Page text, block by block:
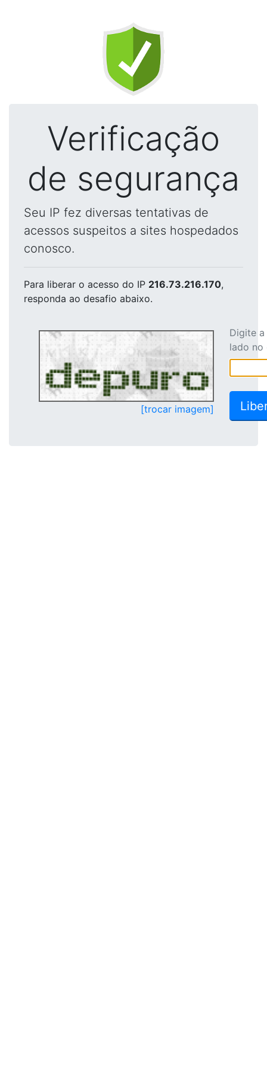
Verificação
de segurança
Seu IP fez diversas tentativas de
acessos suspeitos a sites hospedados
conosco.
Para liberar o acesso do IP 216.73.216.170,
responda ao desafio abaixo.
[trocar imagem]
Digite
lado no